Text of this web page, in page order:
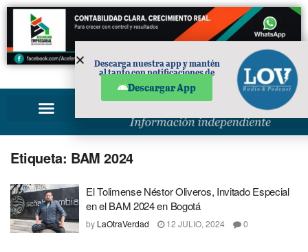
PUBLICIDAD
Etiqueta: BAM 2024
El Tolimense Néstor Oliveros, Invitado Especial
en el BAM 2024 en Bogotá
by LaOtraVerdad 12 JULIO, 2024 0
Descarga nuestra app y mantén
al tanto con notificaciones de
Descargar App